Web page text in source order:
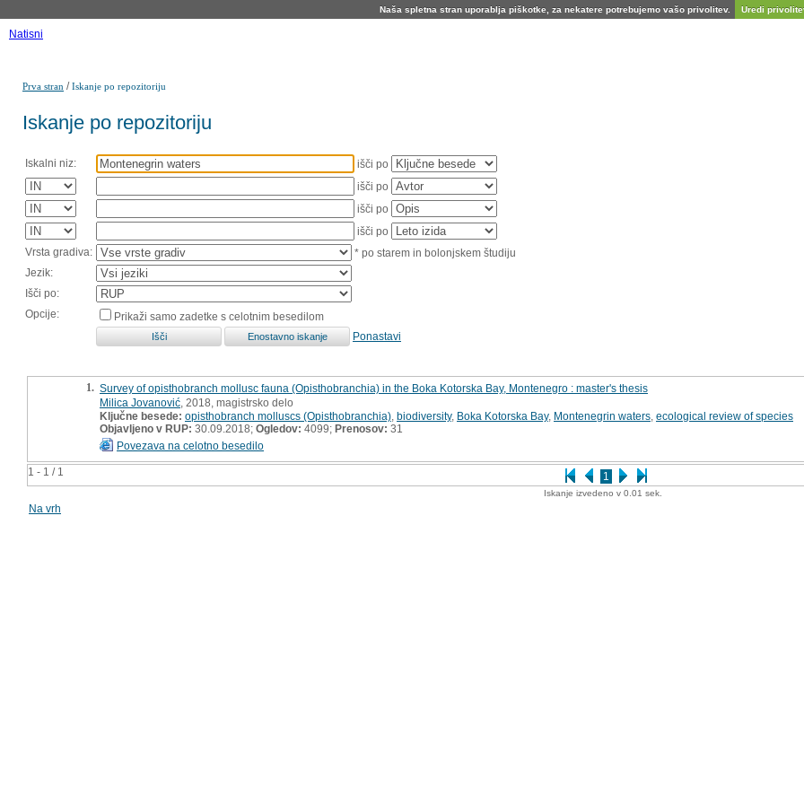
Naša spletna stran uporablja piškotke, za nekatere potrebujemo vašo privolitev. Uredi
Natisni
Prva stran /Iskanje po repozitoriju
Iskanje po repozitoriju
Iskalni niz:
išči po
išči po
išči po
išči po
Vrsta gradiva:
* po starem in bolonjskem študiju
Jezik:
Išči po:
Opcije:
Prikaži samo zadetke s celotnim besedilom
Ponastavi
1 - 1 / 1 1
1. Survey of opisthobranch mollusc fauna (Opisthobranchia) in the Boka Kotorska Bay, Montenegro : master's thesis
Milica Jovanović , 2018, magistrsko delo
Ključne besede: opisthobranch molluscs (Opisthobranchia) biodiversity, Boka Kotorska Bay, Montenegrin waters ecological review of species
Objavljeno v RUP: 30.09.2018; Ogledov: 4099; Prenosov: 31
Povezava na celotno besedilo
Iskanje izvedeno v 0.01 sek.
Na vrh